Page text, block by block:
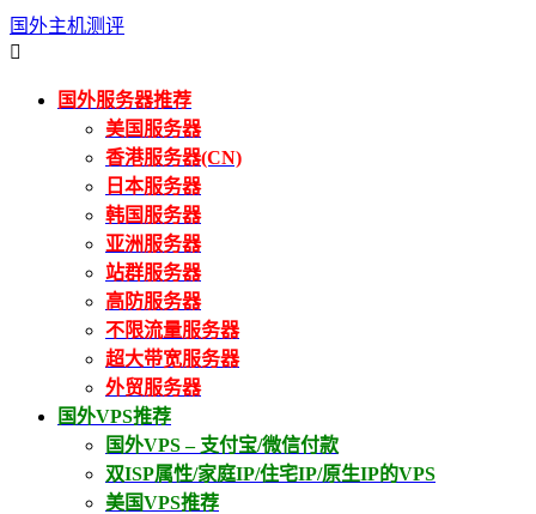
国外主机测评

国外服务器推荐
美国服务器
香港服务器(CN)
日本服务器
韩国服务器
亚洲服务器
站群服务器
高防服务器
不限流量服务器
超大带宽服务器
外贸服务器
国外VPS推荐
国外VPS – 支付宝/微信付款
双ISP属性/家庭IP/住宅IP/原生IP的VPS
美国VPS推荐